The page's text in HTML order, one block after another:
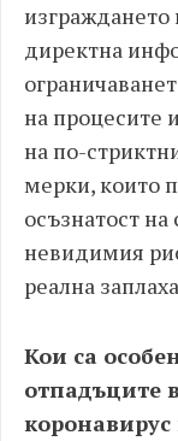
изграждането
директна
на процесите
на по-
мерки, които
осъзнатост
невидимия
реална
Кои са
отпадъците